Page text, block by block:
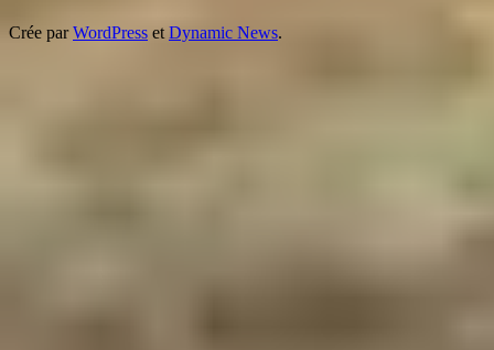
Crée parWordPress et Dynamic News.